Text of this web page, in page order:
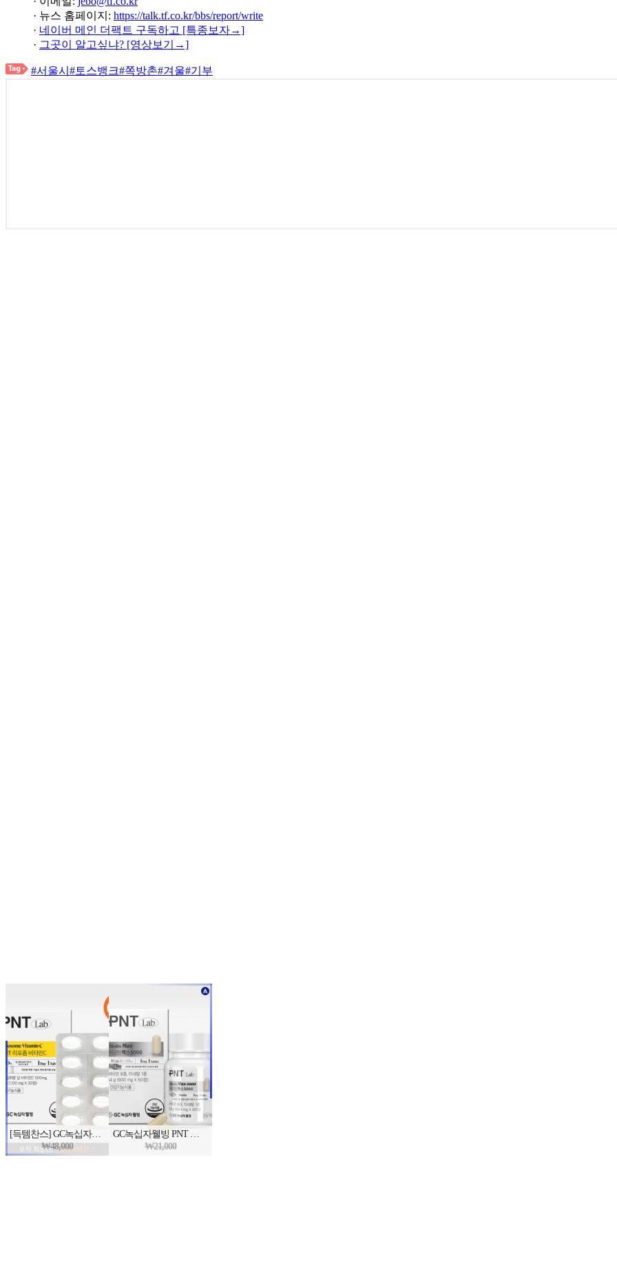
· 뉴스 홈페이지: https://talk.tf.co.kr/bbs/report/write
· 네이버 메인 더팩트 구독하고 [특종보자→]
· 그곳이 알고싶냐? [영상보기→]
#서울시 #토스뱅크#쪽방촌#겨울#기부